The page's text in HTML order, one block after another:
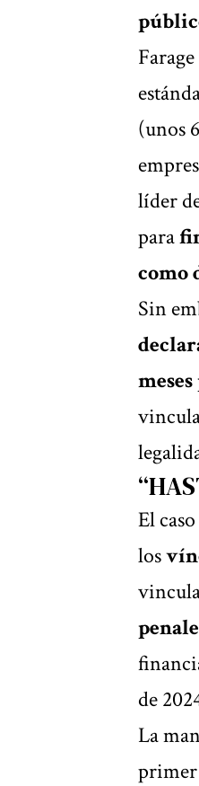
(unos
líder
para
como
Sin
El
los
de
La